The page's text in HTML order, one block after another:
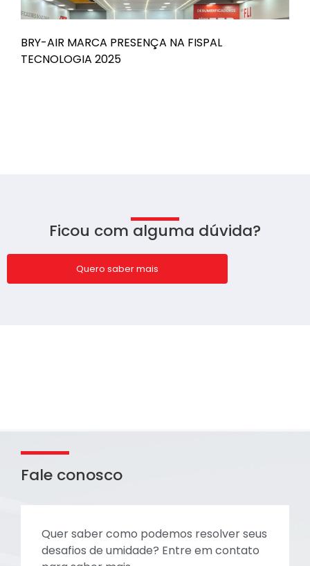
BRY-AIR MARCA PRESENÇA NA FISPAL
TECNOLOGIA 2025
Ficou com alguma dúvida?
Quero saber mais
Quer saber como podemos resolver seus
desafios de umidade? Entre em contato
Fale conosco